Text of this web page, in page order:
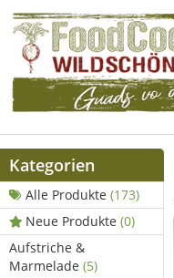
Kategorien
Alle Produkte (173)
Neue Produkte (0)
Aufstriche &
Marmelade (5)